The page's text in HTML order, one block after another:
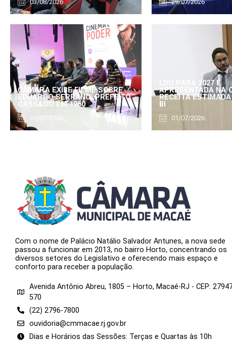
03/08/2026 29/07/2026
CÂMARA EXIBE FILME SOBRE
EDUARDO SERRANO, PREFEITO
CASSADO EM 1960
01/07/2026
LDO PARA 2027 É
APRESENTADA NA
RECEITA ESTIMADA
BI
01/07/2026
Com o nome de Palácio Natálio Salvador Antunes, a nova sede
passou a funcionar em 2013, no bairro Horto, concentrando os
diversos setores do Legislativo e oferecendo mais espaço e
conforto para receber a população.
Avenida Antônio Abreu, 1805 – Horto, Macaé-RJ - CEP:
570
(22) 2796-7800
ouvidoria@cmmacae.rj.gov.br
Dias e Horários das Sessões: Terças e Quartas às 10h